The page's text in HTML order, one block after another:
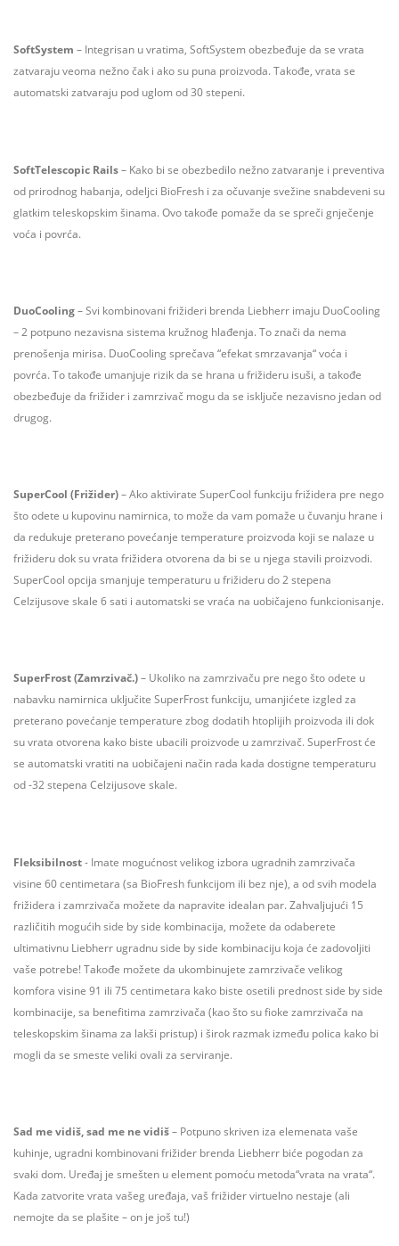
SoftSystem – Integrisan u vratima, SoftSystem obezbeđuje da se vrata
zatvaraju veoma nežno čak i ako su puna proizvoda. Takođe, vrata se
automatski zatvaraju pod uglom od 30 stepeni.
SoftTelescopic Rails– Kako bi se obezbedilo nežno zatvaranje i preventiva
od prirodnog habanja, odeljci BioFresh i za očuvanje svežine snabdeveni su
glatkim teleskopskim šinama. Ovo takođe pomaže da se spreči gnječenje
voća i povrća.
DuoCooling– Svi kombinovani frižideri brenda Liebherr imaju DuoCooling
– 2 potpuno nezavisna sistema kružnog hlađenja. To znači da nema
prenošenja mirisa. DuoCooling sprečava “efekat smrzavanja“ voća i
povrća. To takođe umanjuje rizik da se hrana u frižideru isuši, a takođe
obezbeđuje da frižider i zamrzivač mogu da se isključe nezavisno jedan od
drugog.
SuperCool (Frižider)– Ako aktivirate SuperCool funkciju frižidera pre nego
što odete u kupovinu namirnica, to može da vam pomaže u čuvanju hrane i
da redukuje preterano povećanje temperature proizvoda koji se nalaze u
frižideru dok su vrata frižidera otvorena da bi se u njega stavili proizvodi.
SuperCool opcija smanjuje temperaturu u frižideru do 2 stepena
Celzijusove skale 6 sati i automatski se vraća na uobičajeno funkcionisanje.
SuperFrost (Zamrzivač.)– Ukoliko na zamrzivaču pre nego što odete u
nabavku namirnica uključite SuperFrost funkciju, umanjićete izgled za
preterano povećanje temperature zbog dodatih htoplijih proizvoda ili dok
su vrata otvorena kako biste ubacili proizvode u zamrzivač. SuperFrost će
se automatski vratiti na uobičajeni način rada kada dostigne temperaturu
od -32 stepena Celzijusove skale.
Fleksibilnost- Imate mogućnost velikog izbora ugradnih zamrzivača
visine 60 centimetara (sa BioFresh funkcijom ili bez nje), a od svih modela
frižidera i zamrzivača možete da napravite idealan par. Zahvaljujući 15
različitih mogućih side by side kombinacija, možete da odaberete
ultimativnu Liebherr ugradnu side by side kombinaciju koja će zadovoljiti
vaše potrebe! Takođe možete da ukombinujete zamrzivače velikog
komfora visine 91 ili 75 centimetara kako biste osetili prednost side by side
kombinacije, sa benefitima zamrzivača (kao što su fioke zamrzivača na
teleskopskim šinama za lakši pristup) i širok razmak između polica kako bi
mogli da se smeste veliki ovali za serviranje.
Sad me vidiš, sad me ne vidiš– Potpuno skriven iza elemenata vaše
kuhinje, ugradni kombinovani frižider brenda Liebherr biće pogodan za
svaki dom. Uređaj je smešten u element pomoću metoda“vrata na vrata“.
Kada zatvorite vrata vašeg uređaja, vaš frižider virtuelno nestaje (ali
nemojte da se plašite – on je još tu!)